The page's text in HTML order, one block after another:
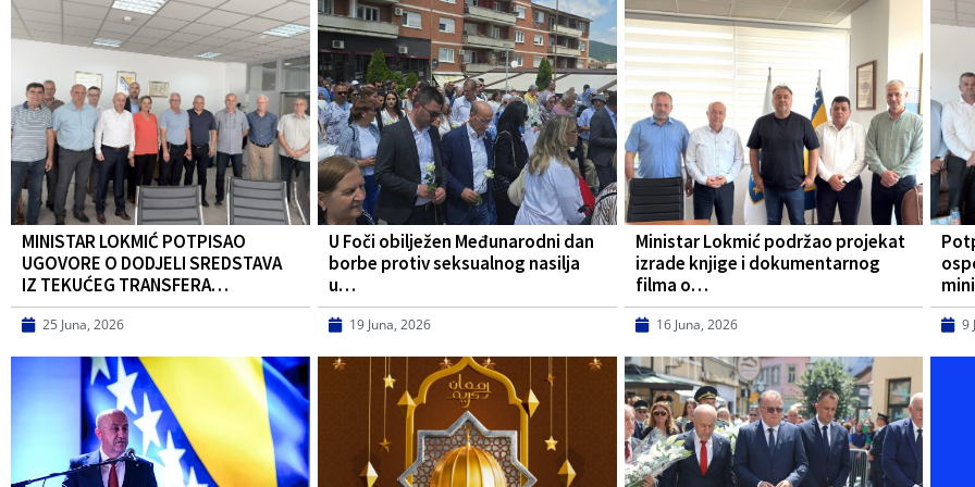
MINISTAR LOKMIĆ POTPISAO
UGOVORE O DODJELI SREDSTAVA
IZ TEKUĆEG TRANSFERA…
25 Juna, 2026
U Foči obilježen Međunarodni dan
borbe protiv seksualnog nasilja
u…
19 Juna, 2026
Ministar Lokmić podržao projekat
izrade knjige i dokumentarnog
filma o…
16 Juna, 2026 9